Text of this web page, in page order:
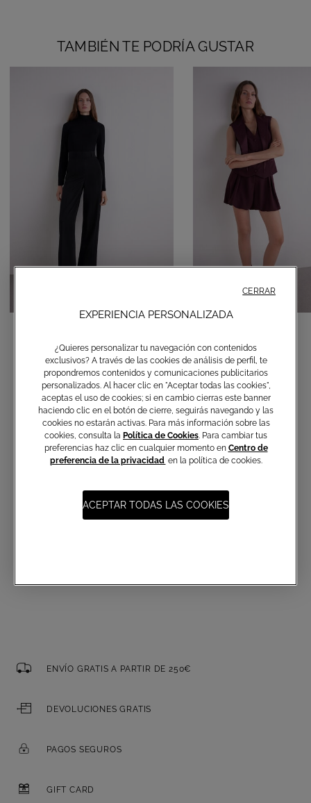
TAMBIÉN TE PODRÍA GUSTAR
€ 150,00
Suscripción a las comunicaciones
ENVÍO GRATIS A PARTIR DE 250€
DEVOLUCIONES GRATIS
PAGOS SEGUROS
GIFT CARD
EXPERIENCIA PERSONALIZADA
¿Quieres personalizar tu navegación con contenidos
exclusivos? A través de las cookies de análisis de perfil, te
propondremos contenidos y comunicaciones publicitarios
personalizados. Al hacer clic en "Aceptar todas las cookies",
aceptas el uso de cookies; si en cambio cierras este banner
haciendo clic en el botón de cierre, seguirás navegando y las
cookies no estarán activas. Para más información sobre las
cookies, consulta la Política de Cookies. Para cambiar tus
preferencias haz clic en cualquier momento en Centro de
preferencia de la privacidad en la política de cookies.
ACEPTAR TODAS LAS COOKIES
CERRAR